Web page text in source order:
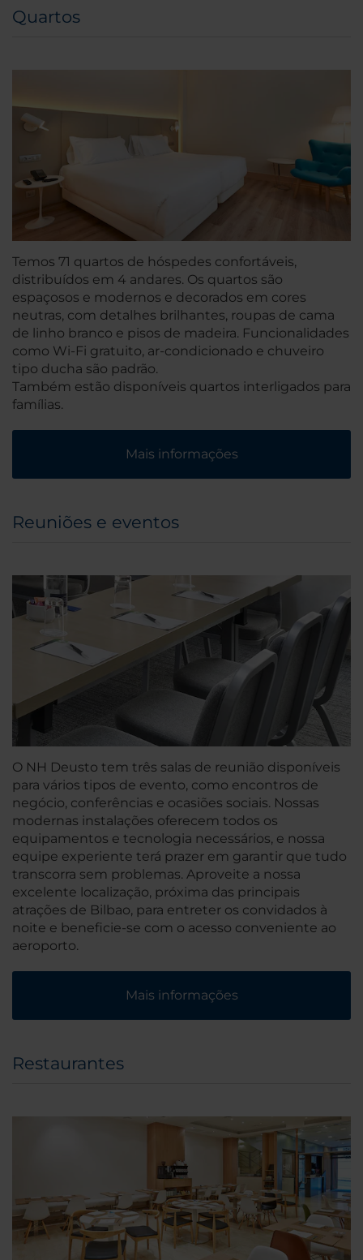
Quartos
Temos 71 quartos de hóspedes confortáveis,
distribuídos em 4 andares. Os quartos são
espaçosos e modernos e decorados em cores
neutras, com detalhes brilhantes, roupas de cama
de linho branco e pisos de madeira. Funcionalidades
como Wi-Fi gratuito, ar-condicionado e chuveiro
tipo ducha são padrão.
Também estão disponíveis quartos interligados para
famílias.
Mais informações
Reuniões e eventos
O NH Deusto tem três salas de reunião disponíveis
para vários tipos de evento, como encontros de
negócio, conferências e ocasiões sociais. Nossas
modernas instalações oferecem todos os
equipamentos e tecnologia necessários, e nossa
equipe experiente terá prazer em garantir que tudo
transcorra sem problemas. Aproveite a nossa
excelente localização, próxima das principais
atrações de Bilbao, para entreter os convidados à
noite e beneficie-se com o acesso conveniente ao
aeroporto.
Mais informações
Restaurantes